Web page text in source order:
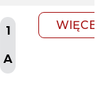
1
A
WIĘCEJ